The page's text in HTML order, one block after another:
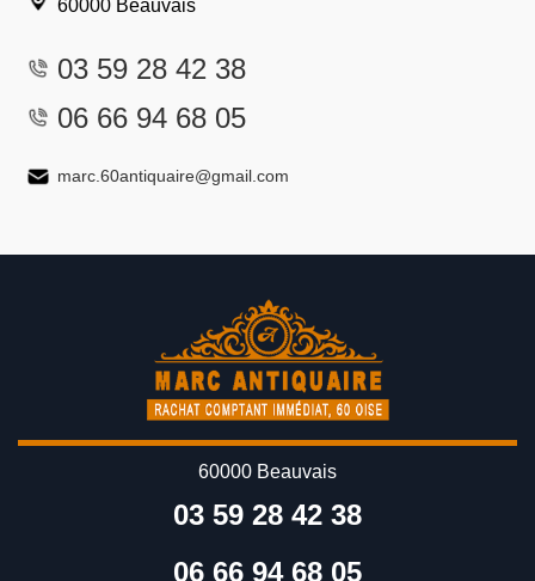
60000 Beauvais
03 59 28 42 38
06 66 94 68 05
marc.60antiquaire@gmail.com
60000 Beauvais
03 59 28 42 38
06 66 94 68 05